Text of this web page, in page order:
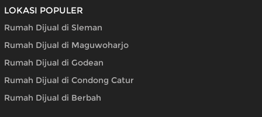
LOKASI POPULER
Rumah Dijual di Sleman
Rumah Dijual di Maguwoharjo
Rumah Dijual di Godean
Rumah Dijual di Condong Catur
Rumah Dijual di Berbah